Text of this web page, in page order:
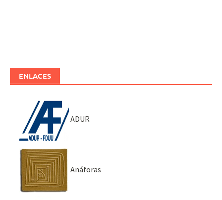
ENLACES
ADUR
Anáforas